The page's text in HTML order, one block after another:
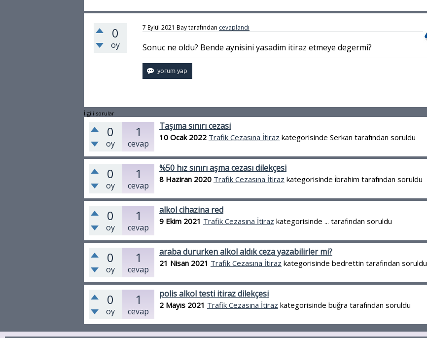
0
oy
7 Eylül 2021 Baytarafından cevaplandı
Sonuc ne oldu? Bende aynisini yasadim itiraz etmeye degermi?
İlgili sorular
0
oy
1
cevap
Taşıma sınırı cezasi
10 Ocak 2022 Trafik Cezasına İtiraz kategorisinde Serkan tarafından soruldu
0
oy
1
cevap
%50 hız sınırı aşma cezası dilekçesi
8 Haziran 2020 Trafik Cezasına İtiraz kategorisinde i̇brahim tarafından soruldu
0
oy
1
cevap
alkol cihazina red
9 Ekim 2021 Trafik Cezasına İtiraz kategorisinde ... tarafından soruldu
0
oy
1
cevap
araba dururken alkol aldık ceza yazabilirler mi?
21 Nisan 2021 Trafik Cezasına İtiraz kategorisinde bedrettin tarafından soruldu
0
oy
1
cevap
polis alkol testi itiraz dilekçesi
2 Mayıs 2021 Trafik Cezasına İtiraz kategorisinde buğra tarafından soruldu